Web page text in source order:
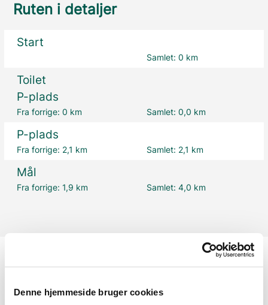
Denne hjemmeside bruger cookies
Ruten i detaljer
Start
Samlet: 0 km
Toilet
P-plads
Fra forrige:0 km Samlet: 0,0 km
P-plads
Fra forrige: 2,1 km Samlet: 2,1 km
Mål
Fra forrige:1,9 km Samlet: 4,0 km